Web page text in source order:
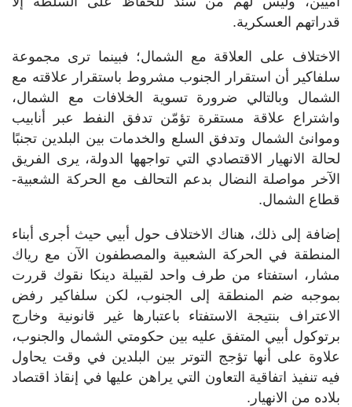
قدراتهم العسكرية.
الاختلاف على العلاقة مع الشمال؛ فبينما ترى مجموعة
سلفاكير أن استقرار الجنوب مشروط باستقرار علاقته مع
الشمال وبالتالي ضرورة تسوية الخلافات مع الشمال،
واشتراع علاقة مستقرة تؤمّن تدفق النفط عبر أنابيب
وموانئ الشمال وتدفق السلع والخدمات بين البلدين تجنبًا
لحالة الانهيار الاقتصادي التي تواجهها الدولة، يرى الفريق
الآخر مواصلة النضال بدعم التحالف مع الحركة الشعبية-
قطاع الشمال.
إضافة إلى ذلك، هناك الاختلاف حول أبيي حيث أجرى أبناء
المنطقة في الحركة الشعبية والمصطفون الآن مع رياك
مشار، استفتاء من طرف واحد لقبيلة دينكا نقوك قررت
بموجبه ضم المنطقة إلى الجنوب، لكن سلفاكير رفض
الاعتراف بنتيجة الاستفتاء باعتبارها غير قانونية وخارج
برتوكول أبيي المتفق عليه بين حكومتي الشمال والجنوب،
علاوة على أنها تؤجج التوتر بين البلدين في وقت يحاول
فيه تنفيذ اتفاقية التعاون التي يراهن عليها في إنقاذ اقتصاد
بلاده من الانهيار.